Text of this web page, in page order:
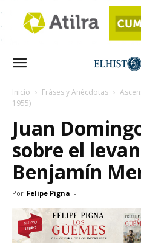
Inicio Fráses y Anécdotas
1955)
Juan
sobre el
Benjamín
Por Felipe Pigna -